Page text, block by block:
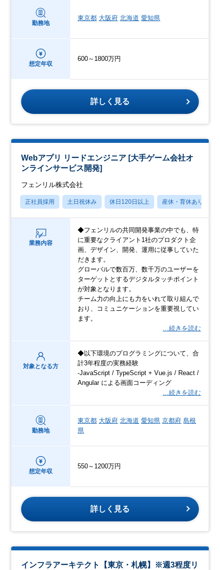
勤務地
東京都 大阪府 北海道 愛知県
想定年収
600～1800万円
詳しく見る
Webアプリ リードエンジニア [大手ゲーム会社オ
ンラインサービス開発]
フェンリル株式会社
正社員採用 土日祝休み 休日120日以上 産休・育休あり
業務内容
◆フェンリルの共同開発事業の中でも、特
に重要なクライアント1社のプロダクト企
画、デザイン、開発、運用に従事していた
だきます。
グローバルで数百万、数千万のユーザーを
ターゲットとするデジタルタッチポイント
が対象となります。
チーム力の向上にも力をいれて取り組んで
おり、コミュニケーションを重要視してい
ます。
…続きを読む
対象となる方
◆以下環境のプログラミングについて、合
計3年程度の実務経験
-JavaScript / TypeScript + Vue.js / React /
Angular による画面コーディング
…続きを読む
勤務地
東京都 大阪府 北海道 愛知県 京都府 島根
県
想定年収
550～1200万円
詳しく見る
インフラアーキテクト【東京・札幌】※週3程度リ